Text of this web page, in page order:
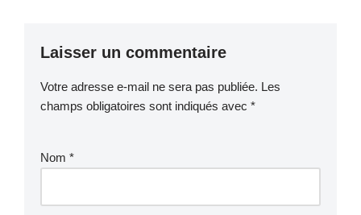
Laisser un commentaire
Votre adresse e-mail ne sera pas publiée. Les
champs obligatoires sont indiqués avec *
Nom *